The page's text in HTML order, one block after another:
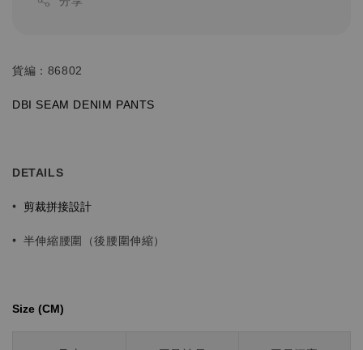
貨編：86802
DBI SEAM DENIM PANTS
DETAILS
• 剪裁拼接設計
• 半伸縮腰圍（後腰圍伸縮）
Size (CM)⁡⁡